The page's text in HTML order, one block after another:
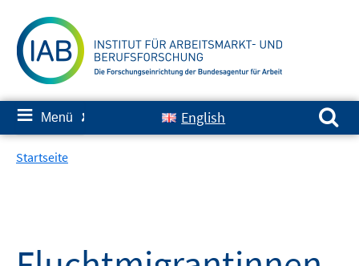
zum
Inhalt
≡ Menü ✘ English
Suchen nach:
Startseite